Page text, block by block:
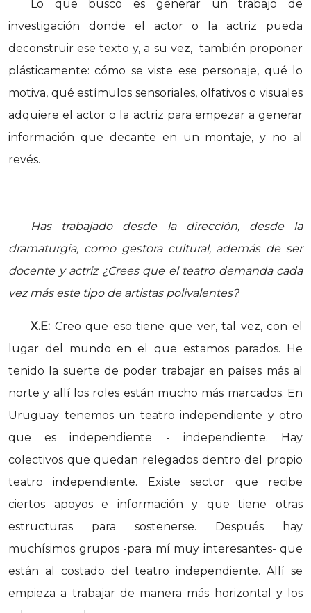
Lo que busco es generar un trabajo de
investigación donde el actor o la actriz pueda
deconstruir ese texto y, a su vez, también proponer
plásticamente: cómo se viste ese personaje, qué lo
motiva, qué estímulos sensoriales, olfativos o visuales
adquiere el actor o la actriz para empezar a generar
información que decante en un montaje, y no al
revés.
Has trabajado desde la dirección, desde la
dramaturgia, como gestora cultural, además de ser
docente y actriz ¿Crees que el teatro demanda cada
vez más este tipo de artistas polivalentes?
X.E: Creo que eso tiene que ver, tal vez, con el
lugar del mundo en el que estamos parados. He
tenido la suerte de poder trabajar en países más al
norte y allí los roles están mucho más marcados. En
Uruguay tenemos un teatro independiente y otro
que es independiente - independiente. Hay
colectivos que quedan relegados dentro del propio
teatro independiente. Existe sector que recibe
ciertos apoyos e información y que tiene otras
estructuras para sostenerse. Después hay
muchísimos grupos -para mí muy interesantes- que
están al costado del teatro independiente. Allí se
empieza a trabajar de manera más horizontal y los